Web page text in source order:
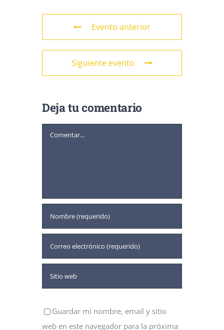
Evento anterior
Siguiente evento
Deja tu comentario
Comentar
Guardar mi nombre, email y sitio
web en este navegador para la próxima